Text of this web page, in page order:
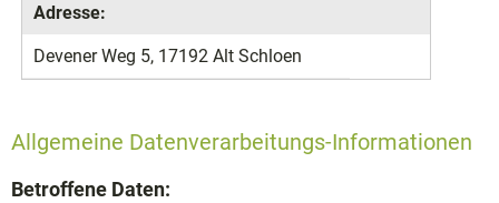
Adresse:
Devener Weg 5, 17192 Alt Schloen
Allgemeine Datenverarbeitungs-Informationen
Betroffene Daten: